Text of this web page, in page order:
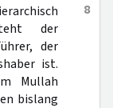
8
der
der
ist.
Mullah
bislang